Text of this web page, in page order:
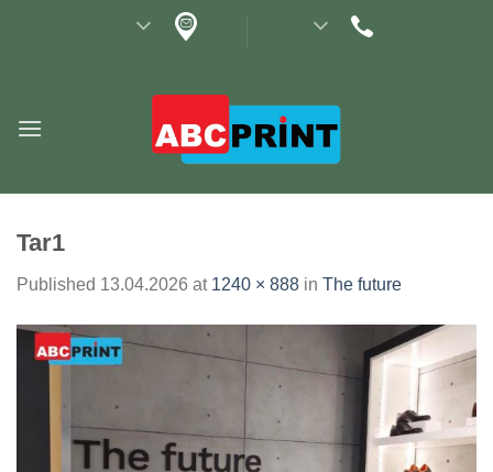
Tar1
Published 13.04.2026 at 1240 × 888 in The future